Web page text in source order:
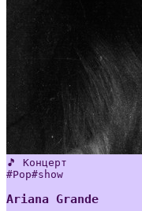
🎵 Концерт
#Pop#show
Ariana Grande